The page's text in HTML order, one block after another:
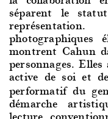
séparent le
photographiques
montrent Cahun
personnages.
active de soi et
performatif du
démarche